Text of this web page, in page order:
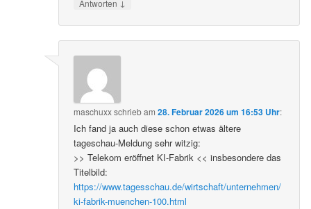
Antworten
maschuxxschriebam28. Februar 2026 um 16:53 Uhr:
Ich fand ja auch diese schon etwas ältere
tageschau-Meldung sehr witzig:
>> Telekom eröffnet KI-Fabrik << insbesondere das
Titelbild:
https://www.tagesschau.de/wirtschaft/unternehmen/
ki-fabrik-muenchen-100.html